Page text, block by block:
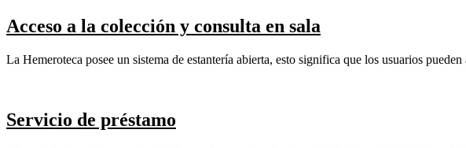
Acceso a la colección y consulta en sala
La Hemeroteca posee un sistema de estantería abierta, esto significa que los usuarios
Servicio de préstamo